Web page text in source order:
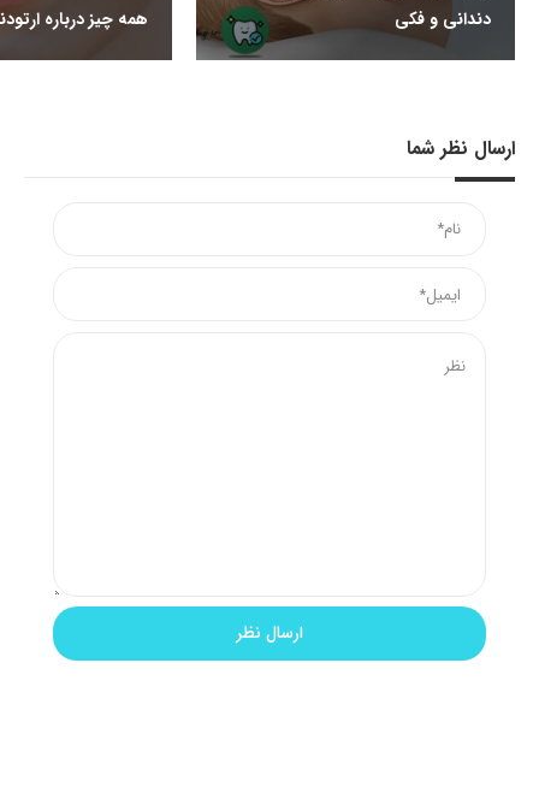
دندانی و فکی
همه چیز درباره
ارسال نظر شما